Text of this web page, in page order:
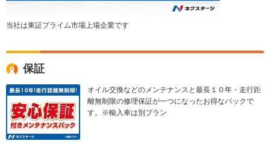
当社は東証プライム市場上場企業です
保証
オイル交換などのメンテナンスと最長１０年・走行距
離無制限の修理保証が一つになったお得なパックで
す。※輸入車は別プラン